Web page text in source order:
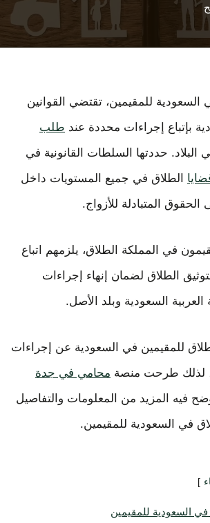
السعودية للمقيمين، تقتضي القوانين
بإتباع إجراءات محددة عند طلب
البلاد. حددتها السلطات القانونية في
الطلاق في جميع المستويات داخل
الحقوق المتبادلة للأزواج.
في المملكة الطلاق، يلزمهم اتباع
لتوثيق الطلاق لضمان إنهاء إجراءات
السعودية وبلد الأصل.
للمقيمين في السعودية عن إجراءات
لذلك طرحت منصة محامي في جدة
فيه المزيد من المعلومات والتفاصيل
في السعودية للمقيمين.
في السعودية للمقيمين